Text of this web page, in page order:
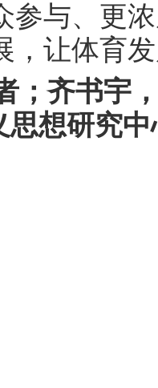
参与、更
，让体育
；齐书宇
思想研究